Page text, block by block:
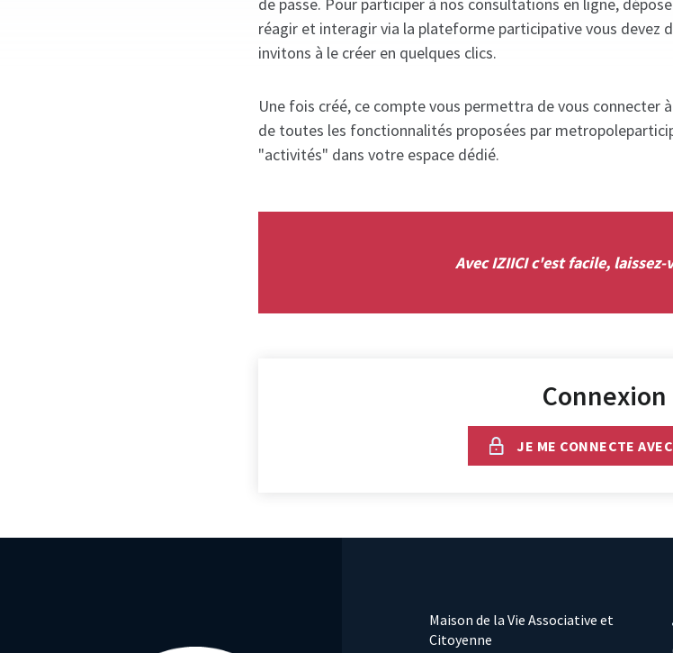
réagir et interagir via la plateforme participative vous devez
invitons à le créer en quelques clics.
Une fois créé, ce compte vous permettra de vous connecter
de toutes les fonctionnalités proposées par
"activités" dans votre espace dédié.
Avec IZIICI c'est facile,
Connexion
JE ME CONNECTE
Maison de la Vie Associative et
Citoyenne